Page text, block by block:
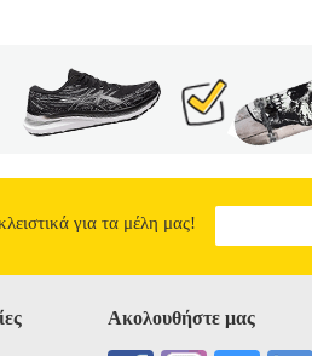
για τα μέλη μας!
Ακολουθήστε μας